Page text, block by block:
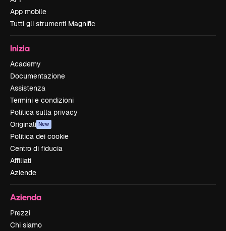
App mobile
Tutti gli strumenti Magnific
Inizia
Academy
Documentazione
Assistenza
Termini e condizioni
Politica sulla privacy
Originali New
Politica dei cookie
Centro di fiducia
Affiliati
Aziende
Azienda
Prezzi
Chi siamo